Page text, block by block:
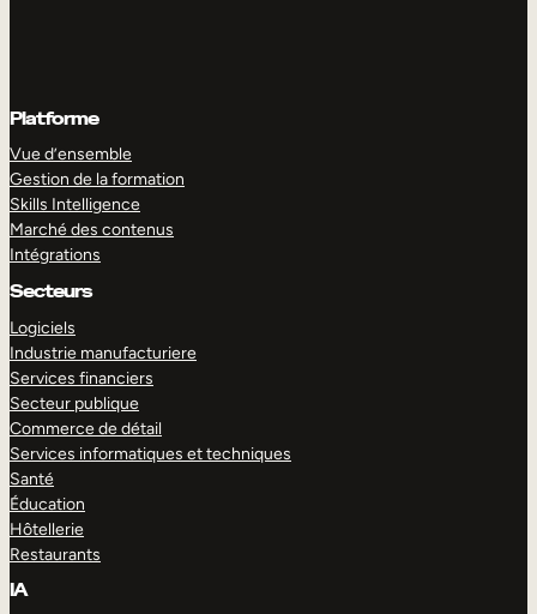
Platforme
Vue d’ensemble
Gestion de la formation
Skills Intelligence
Marché des contenus
Intégrations
Secteurs
Logiciels
Industrie manufacturiere
Services financiers
Secteur publique
Commerce de détail
Services informatiques et techniques
Santé
Éducation
Hôtellerie
Restaurants
IA